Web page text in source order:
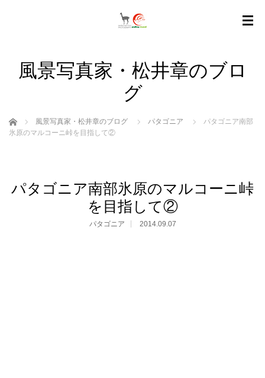
風景写真家・松井章のブロ
グ
ホーム 風景写真家・松井章のブログ パタゴニア
パタゴニア南部
氷原のマルコーニ峠を目指して②
パタゴニア南部氷原のマルコーニ峠
を目指して②
パタゴニア 2014.09.07